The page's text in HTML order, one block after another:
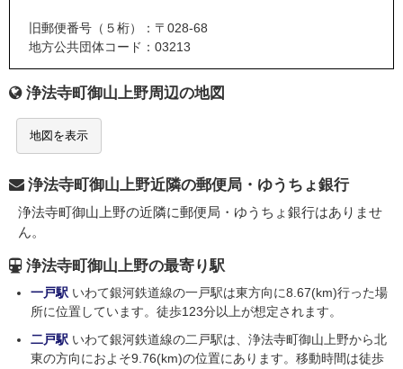
旧郵便番号（５桁）：〒028-68
地方公共団体コード：03213
浄法寺町御山上野周辺の地図
地図を表示
浄法寺町御山上野近隣の郵便局・ゆうちょ銀行
浄法寺町御山上野の近隣に郵便局・ゆうちょ銀行はありませ
ん。
浄法寺町御山上野の最寄り駅
一戸駅 いわて銀河鉄道線の一戸駅は東方向に8.67(km)行った場
所に位置しています。徒歩123分以上が想定されます。
二戸駅 いわて銀河鉄道線の二戸駅は、浄法寺町御山上野から北
東の方向におよそ9.76(km)の位置にあります。移動時間は徒歩